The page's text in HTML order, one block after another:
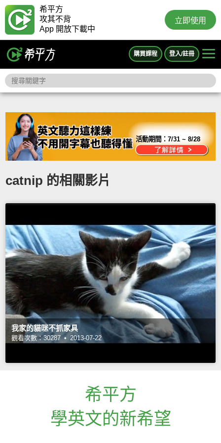
希平方
攻其不背
App 開放下載中
立即使用
購買課程 登入/註冊
活動期間：7/31 ~ 8/28
catnip 的相關影片
我家的貓咪不抓家具
觀看次數：30287 • 2013-07-22
希平方
學英文的新希望